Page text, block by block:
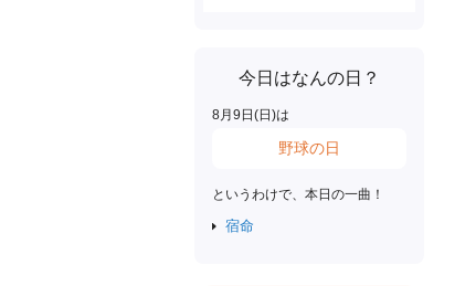
今日はなんの日？
8月 9 日(日 )は
野球の日
というわけで、本日の一曲！
宿命